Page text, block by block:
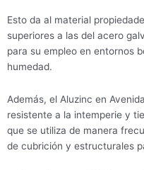
Esto da al material
superiores a las del acero
para su empleo en entornos
humedad.
Además, el Aluzinc en
resistente a la intemperie y
que se utiliza de manera
de cubrición y estructurales